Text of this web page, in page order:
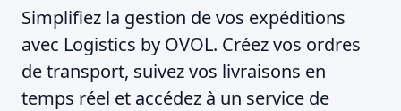
Simplifiez la gestion de vos expéditions
avec Logistics by OVOL. Créez vos ordres
de transport, suivez vos livraisons en
temps réel et accédez à un service de